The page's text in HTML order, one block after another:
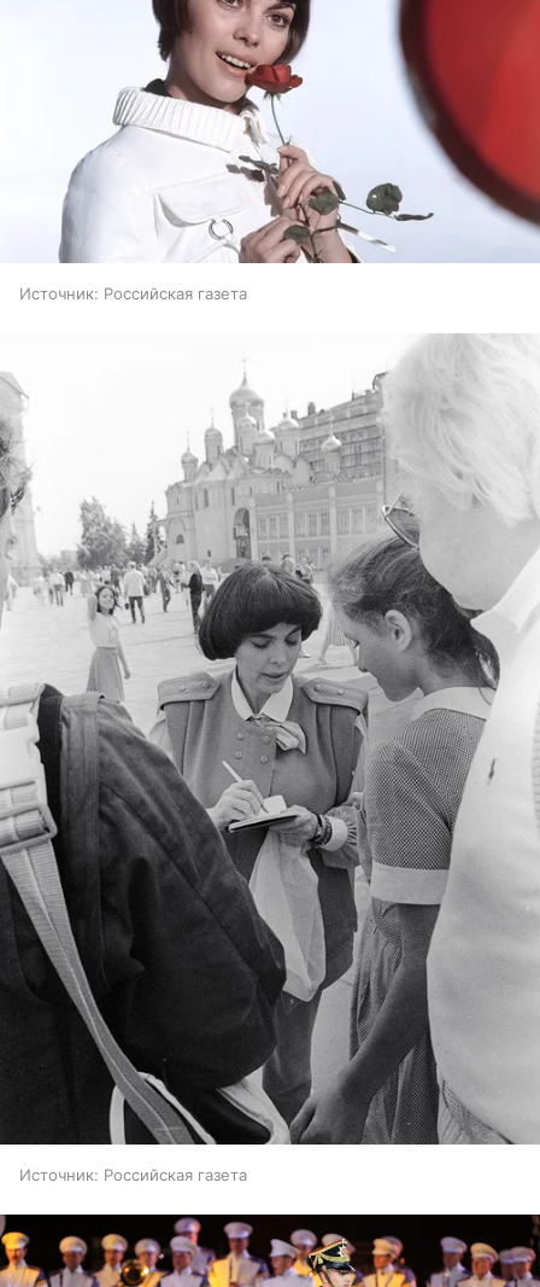
Источник: Российская газета
Источник: Российская газета